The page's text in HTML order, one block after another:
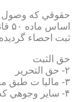
حقوقي كه وصول
ثبت احصاء
حق الثبت
۲- حق التحرير
۳- ماليا ت طبق مقررات مالياتي
۴- ساير وجوهي كه طبق قوانين ديگر محول شده باشد